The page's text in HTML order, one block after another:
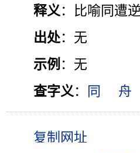
释义 ：比喻同遭逆
出处：无
示例 ：无
查字义 ： 同 舟